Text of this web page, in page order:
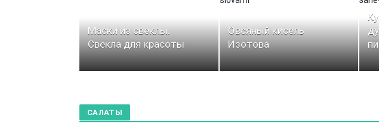
Маски из свеклы.
Свекла для красоты
Овсяный кисель
Изотова
САЛАТЫ